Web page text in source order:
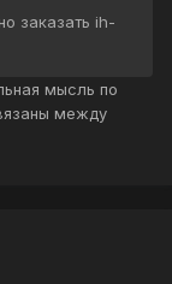
заказать ih-
мысль по
между